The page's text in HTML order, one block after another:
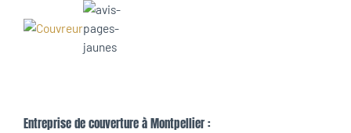
Entreprise de couverture à Montpellier :